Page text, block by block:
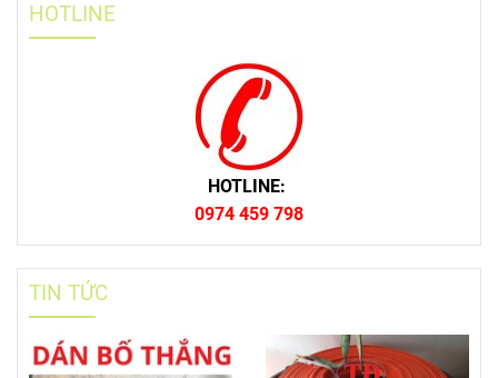
HOTLINE
HOTLINE:
0974 459 798
TIN TỨC